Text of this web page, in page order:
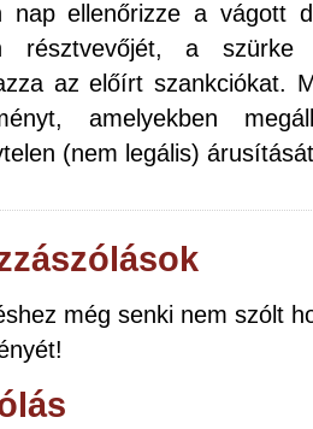
nap ellenőrizze a vágott
résztvevőjét, a szürke
az előírt szankciókat.
amelyekben
(nem legális)
még senki nem szólt